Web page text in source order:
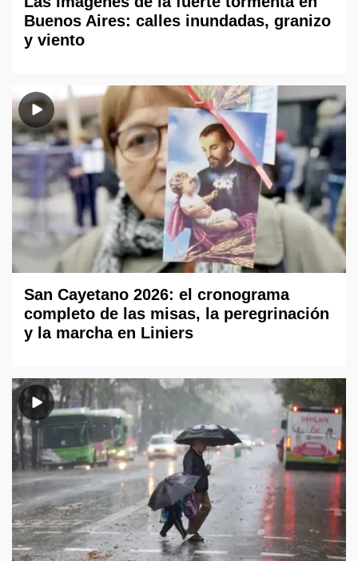
Buenos Aires: calles inundadas, granizo
y viento
San Cayetano 2026: el cronograma
completo de las misas, la peregrinación
y la marcha en Liniers